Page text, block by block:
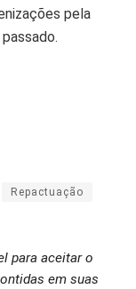
pela
Repactuação
para aceitar o
em suas